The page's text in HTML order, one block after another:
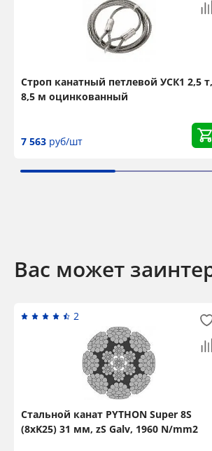
Строп канатный петлевой УСК1 2,5 т,
8,5 м оцинкованный
7 563 руб/шт
Вас может
2
Стальной канат PYTHON Super 8S
(8xK25) 31 мм, zS Galv, 1960 N/mm2